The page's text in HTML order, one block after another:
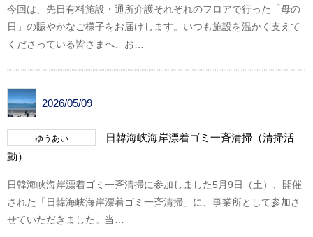
今回は、先日有料施設・通所介護それぞれのフロアで行った「母の
日」の賑やかなご様子をお届けします。いつも施設を温かく支えて
くださっている皆さまへ、お…
2026/05/09
ゆうあい
日韓海峡海岸漂着ゴミ一斉清掃（清掃活
動）
日韓海峡海岸漂着ゴミ一斉清掃に参加しました5月9日（土）、開催
された「日韓海峡海岸漂着ゴミ一斉清掃」に、事業所として参加さ
せていただきました。当…